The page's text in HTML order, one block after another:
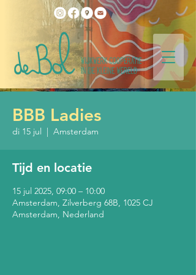
BBB Ladies
di 15 jul
  |
Amsterdam
Tijd en locatie
15 jul 2025, 09:00 – 10:00
Amsterdam, Zilverberg 68B, 1025 CJ
Amsterdam, Nederland